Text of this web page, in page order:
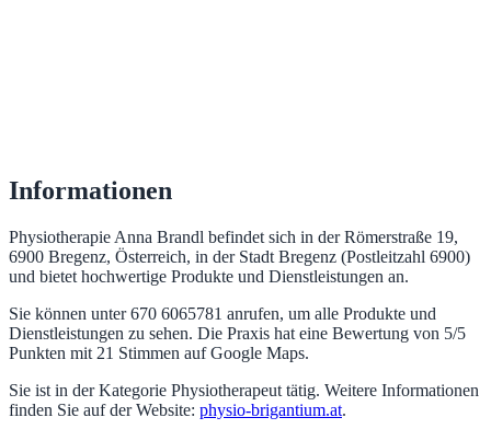
Informationen
Physiotherapie Anna Brandl befindet sich in der Römerstraße 19,
6900 Bregenz, Österreich, in der Stadt Bregenz (Postleitzahl 6900)
und bietet hochwertige Produkte und Dienstleistungen an.
Sie können unter 670 6065781 anrufen, um alle Produkte und
Dienstleistungen zu sehen. Die Praxis hat eine Bewertung von 5/5
Punkten mit 21 Stimmen auf Google Maps.
Sie ist in der Kategorie Physiotherapeut tätig. Weitere Informationen
finden Sie auf der Website: physio-brigantium.at.